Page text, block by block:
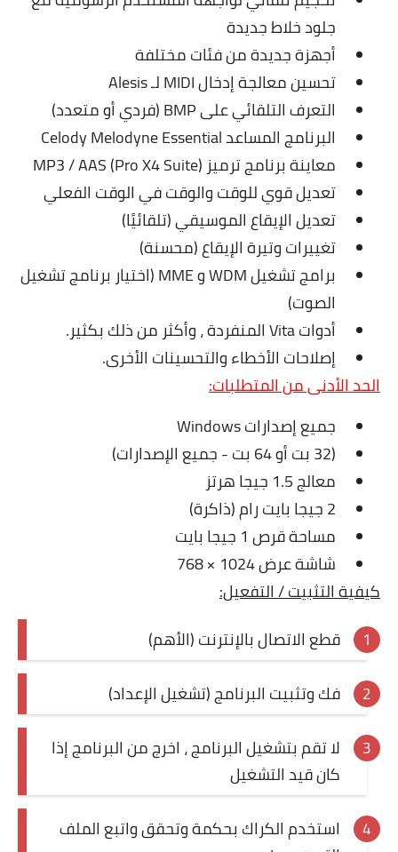
جلود خلاط جديدة
أجهزة جديدة من فئات مختلفة
تحسين معالجة إدخال MIDI لـ Alesis
التعرف التلقائي على BMP (فردي أو متعدد)
البرنامج المساعد Celody Melodyne Essential
معاينة برنامج ترميز MP3 / AAS (Pro X4 Suite)
تعديل قوي للوقت والوقت في الوقت الفعلي
تعديل الإيقاع الموسيقي (تلقائيًا)
تغييرات وتيرة الإيقاع (محسنة)
برامج تشغيل WDM و MME (اختيار برنامج تشغيل
الصوت)
أدوات Vita المنفردة ، وأكثر من ذلك بكثير.
إصلاحات الأخطاء والتحسينات الأخرى.
الحد الأدنى من المتطلبات:
جميع إصدارات Windows
(32 بت أو 64 بت - جميع الإصدارات)
معالج 1.5 جيجا هرتز
2 جيجا بايت رام (ذاكرة)
مساحة قرص 1 جيجا بايت
شاشة عرض 1024 × 768
كيفية التثبيت / التفعيل:
قطع الاتصال بالإنترنت (الأهم)
فك وتثبيت البرنامج (تشغيل الإعداد)
لا تقم بتشغيل البرنامج ، اخرج من البرنامج إذا
كان قيد التشغيل
استخدم الكراك بحكمة وتحقق واتبع الملف